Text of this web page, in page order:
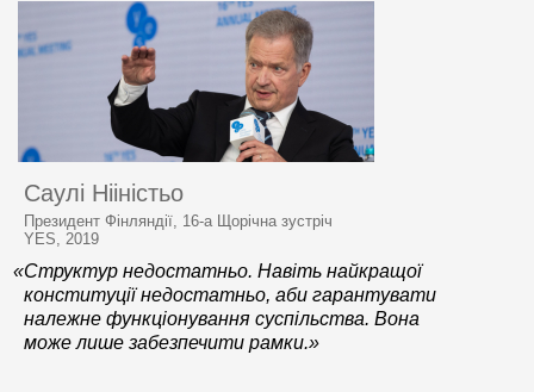
Саулі Нііністьо
Президент Фінляндії, 16-а Щорічна зустріч
YES, 2019
«Структур недостатньо. Навіть найкращої
конституції недостатньо, аби гарантувати
належне функціонування суспільства. Вона
може лише забезпечити рамки.»